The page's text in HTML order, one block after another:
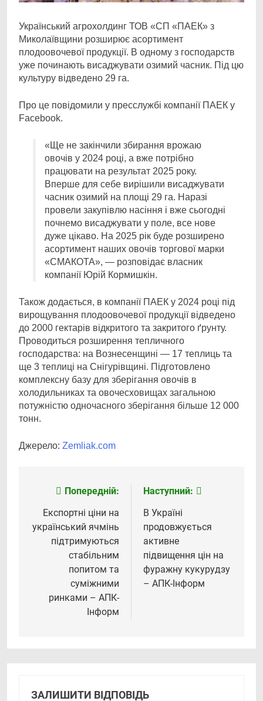
Український агрохолдинг ТОВ «СП «ПАЕК» з
Миколаївщини розширює асортимент
плодоовочевої продукції. В одному з господарств
уже починають висаджувати озимий часник. Під цю
культуру відведено 29 га.
Про це повідомили у пресслужбі компанії ПАЕК у
Facebook.
«Ще не закінчили збирання врожаю
овочів у 2024 році, а вже потрібно
працювати на результат 2025 року.
Вперше для себе вирішили висаджувати
часник озимий на площі 29 га. Наразі
провели закупівлю насіння і вже сьогодні
почнемо висаджувати у поле, все нове
дуже цікаво. На 2025 рік буде розширено
асортимент наших овочів торгової марки
«СМАКОТА», — розповідає власник
компанії Юрій Кормишкін.
Також додається, в компанії ПАЕК у 2024 році під
вирощування плодоовочевої продукції відведено
до 2000 гектарів відкритого та закритого ґрунту.
Проводиться розширення тепличного
господарства: на Вознесенщині — 17 теплиць та
ще 3 теплиці на Снігурівщині. Підготовлено
комплексну базу для зберігання овочів в
холодильниках та овочесховищах загальною
потужністю одночасного зберігання більше 12 000
тонн.
Джерело: Zemliak.com
Навігація
записів
Попередній:
Експортні ціни на
український ячмінь
підтримуються
стабільним
попитом та
суміжними
ринками – АПК-
Інформ
Наступний:
В Україні
продовжується
активне
підвищення цін на
фуражну кукурудзу
– АПК-Інформ
ЗАЛИШИТИ ВІДПОВІДЬ